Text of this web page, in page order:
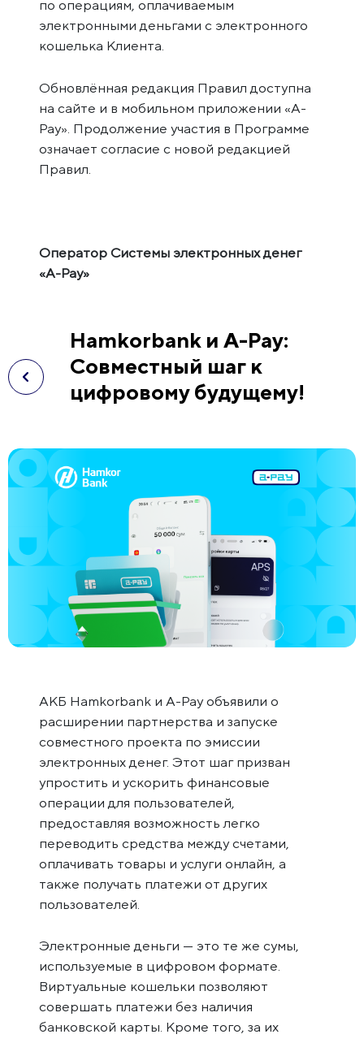
по операциям, оплачиваемым
электронными деньгами с электронного
кошелька Клиента.
Обновлённая редакция Правил доступна
на сайте и в мобильном приложении «A-
Pay». Продолжение участия в Программе
означает согласие с новой редакцией
Правил.
Оператор Системы электронных денег
«A-Pay»
Hamkorbank и A-Pay:
Совместный шаг к
цифровому будущему!
АКБ Hamkorbank и A-Pay объявили о
расширении партнерства и запуске
совместного проекта по эмиссии
электронных денег. Этот шаг призван
упростить и ускорить финансовые
операции для пользователей,
предоставляя возможность легко
переводить средства между счетами,
оплачивать товары и услуги онлайн, а
также получать платежи от других
пользователей.
Электронные деньги — это те же сумы,
используемые в цифровом формате.
Виртуальные кошельки позволяют
совершать платежи без наличия
банковской карты. Кроме того, за их